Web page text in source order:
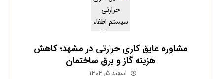
مشاوره عایق کاری حرارتی در مشهد؛ کاهش
هزینه گاز و برق ساختمان
اسفند ۵, ۱۴۰۴